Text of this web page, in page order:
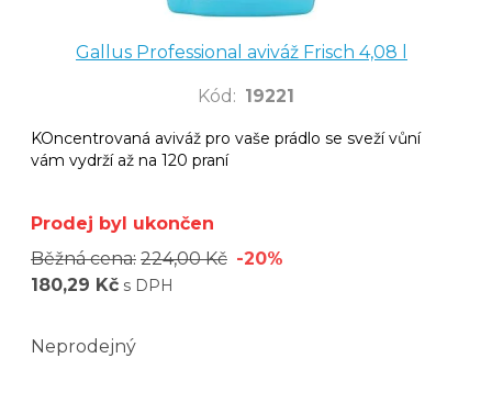
Gallus Professional aviváž Frisch 4,08 l
Kód : 19221
KOncentrovaná aviváž pro vaše prádlo se sveží vůní
vám vydrží až na 120 praní
Prodej byl ukončen
Běžná cena: 224,00 Kč -20%
180,29 Kč s DPH
Neprodejný